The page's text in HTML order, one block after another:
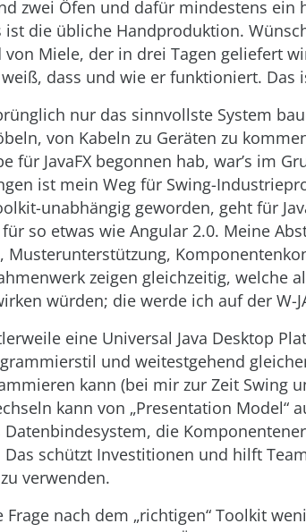
zwei Öfen und dafür mindestens ein
ist die übliche Handproduktion.
von Miele, der in drei Tagen geliefert
dass und wie er funktioniert. Das
nur das sinnvollste System
von Kabeln zu Geräten zu
für JavaFX begonnen hab, war’s im
ist mein Weg für Swing-
unabhängig geworden, geht für
so etwas wie Angular 2.0. Meine
Musterunterstützung,
zeigen gleichzeitig, welche
würden; die werde ich auf der W-
eine Universal Java Desktop
und weitestgehend
kann (bei mir zur Zeit Swing
kann von „Presentation Model“
Datenbindesystem, die
Das schützt Investitionen und hilft
verwenden.
nach dem „richtigen“ Toolkit